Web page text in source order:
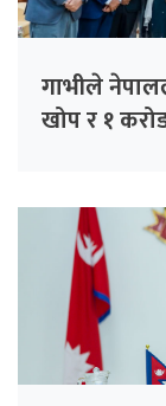
गाभीले
खोप र १